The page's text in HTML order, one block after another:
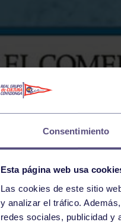
Consentimiento
Esta página web usa
Las cookies de este sitio
y analizar el tráfico.
redes sociales, publicidad y